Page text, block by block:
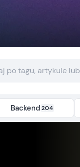
Backend204